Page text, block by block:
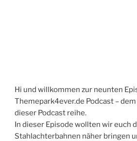
Hi und willkommen zur neunten
Themepark4ever.de Podcast –
dieser Podcast reihe.
In dieser Episode wollten wir euch
Stahlachterbahnen näher bringen